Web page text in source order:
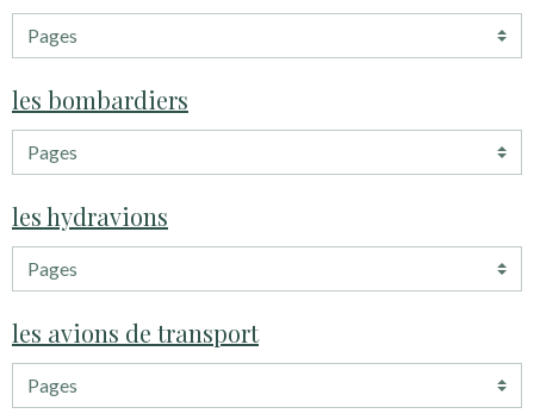
les bombardiers
les hydravions
les avions de transport